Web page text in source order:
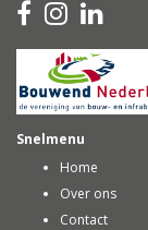
Snelmenu
Home
Over ons
Contact